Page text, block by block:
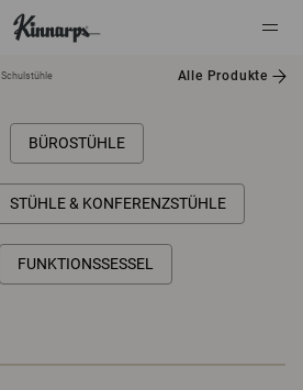
Schulstühle Alle Produkte
BÜROSTÜHLE
STÜHLE & KONFERENZSTÜHLE
FUNKTIONSSESSEL